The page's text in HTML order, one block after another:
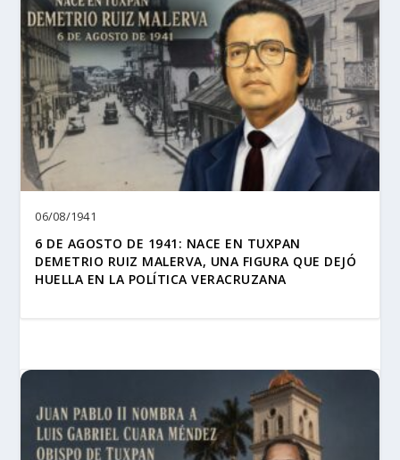
06/08/1941
6 DE AGOSTO DE 1941: NACE EN TUXPAN
DEMETRIO RUIZ MALERVA, UNA FIGURA QUE DEJÓ
HUELLA EN LA POLÍTICA VERACRUZANA